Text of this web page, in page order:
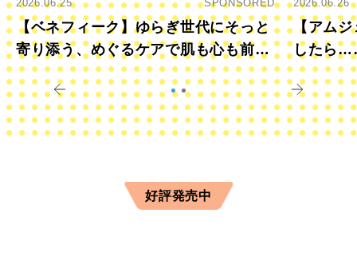
2026.06.25 SPONSORED
【ベネフィーク】ゆらぎ世代にそっと
寄り添う、めぐるケアで肌も心も前向
きに
2026.06.26
【アムジ
したら
すか？
好評発売中